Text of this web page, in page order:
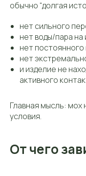
обычно “долгая
нет сильного
нет воды/пара на
нет
нет
и изделие не
активного
Главная мысль: мох
условия.
От чего